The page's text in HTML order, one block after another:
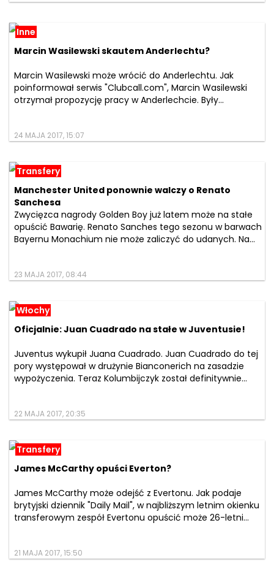
Inne
Marcin Wasilewski skautem Anderlechtu?
Marcin Wasilewski może wrócić do Anderlechtu. Jak
poinformował serwis "Clubcall.com", Marcin Wasilewski
otrzymał propozycję pracy w Anderlechcie. Były...
24 MAJA 2017, 15:07
Transfery
Manchester United ponownie walczy o Renato
Sanchesa
Zwycięzca nagrody Golden Boy już latem może na stałe
opuścić Bawarię. Renato Sanches tego sezonu w barwach
Bayernu Monachium nie może zaliczyć do udanych. Na...
23 MAJA 2017, 08:44
Włochy
Oficjalnie: Juan Cuadrado na stałe w Juventusie!
Juventus wykupił Juana Cuadrado. Juan Cuadrado do tej
pory występował w drużynie Bianconerich na zasadzie
wypożyczenia. Teraz Kolumbijczyk został definitywnie...
22 MAJA 2017, 20:35
Transfery
James McCarthy opuści Everton?
James McCarthy może odejść z Evertonu. Jak podaje
brytyjski dziennik "Daily Mail", w najbliższym letnim okienku
transferowym zespół Evertonu opuścić może 26-letni...
21 MAJA 2017, 15:50